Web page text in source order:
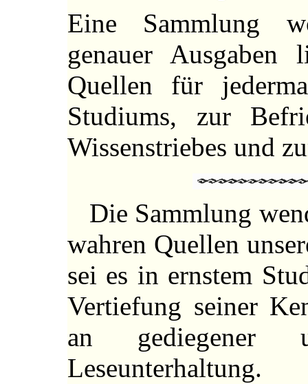
Eine Sammlung
genauer Ausgaben
Quellen für
Studiums, zur
Wissenstriebes und
Die Sammlung
wahren Quellen
sei es in ernstem
Vertiefung seiner
an gediegener
Leseunterhaltung.